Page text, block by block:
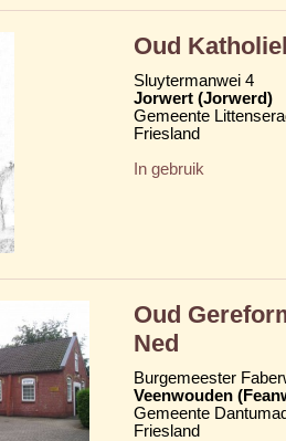
Oud
Sluytermanwei 4
Jorwert (Jorwerd)
Gemeente
Friesland
In gebruik
Oud
Ned
Burgemeester
Veenwouden
Gemeente
Friesland